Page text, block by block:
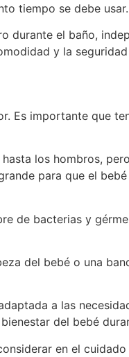
tiempo se debe usar.
el baño,
y la
Es importante que
los hombros,
para que el
de bacterias y
del bebé o una
a las
del bebé
en el